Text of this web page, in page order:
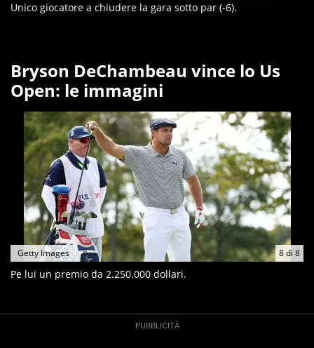
Unico giocatore a chiudere la gara sotto par (-6).
Bryson DeChambeau vince lo Us
Open: le immagini
8di 8
Getty Images
Pe lui un premio da 2.250.000 dollari.